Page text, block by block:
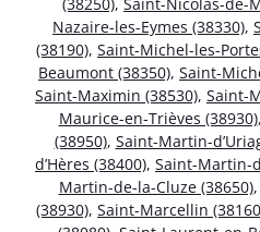
Nazaire-les-Eymes (38330),
(38190), Saint-Michel-les-
Beaumont (38350), Saint-
Saint-Maximin (38530), Saint-
Maurice-en-Trièves (38930),
(38950), Saint-Martin-
d’Hères (38400), Saint-Martin-
Martin-de-la-Cluze (38650),
(38930), Saint-Marcellin